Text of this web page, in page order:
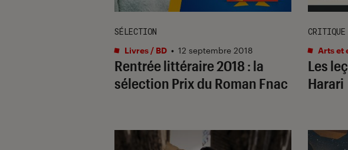
Rentrée littéraire 2018 : la
sélection Prix du Roman Fnac
SÉLECTION
Livres / BD • 12 septembre 2018
Les
Harari
CRITIQUE
Arts et